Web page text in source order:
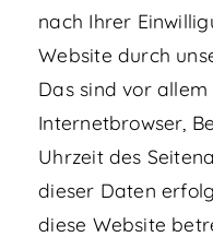
nach Ihrer
Website durch
Das sind vor allem
Internetbrowser,
Uhrzeit des
dieser Daten
diese Website